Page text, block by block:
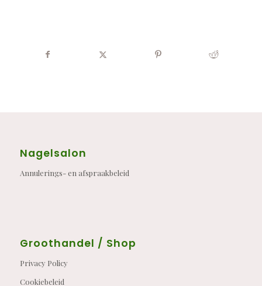
Nagelsalon
Annulerings- en afspraakbeleid
Groothandel / Shop
Privacy Policy
Cookiebeleid